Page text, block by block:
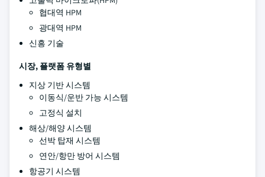
협대역 HPM
광대역 HPM
신흥 기술
시장, 플랫폼 유형별
지상 기반 시스템
이동식/운반 가능 시스템
고정식 설치
해상/해양 시스템
선박 탑재 시스템
연안/항만 방어 시스템
항공기 시스템